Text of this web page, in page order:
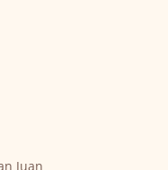
Juan